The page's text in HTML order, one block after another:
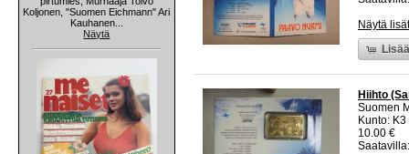
Koljonen, "Suomen Eichmann" Ari
Kauhanen...
Näytä
Näytä
Hiihto
Suomen
Kunto:
10.00 €